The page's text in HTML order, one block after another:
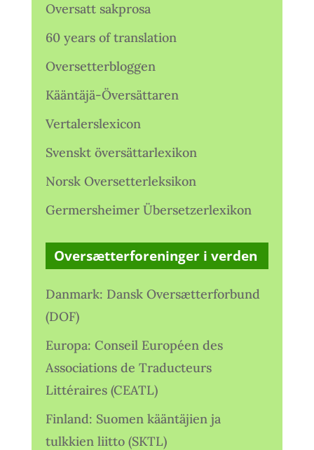
Oversatt sakprosa
60 years of translation
Oversetterbloggen
Kääntäjä-Översättaren
Vertalerslexicon
Svenskt översättarlexikon
Norsk Oversetterleksikon
Germersheimer Übersetzerlexikon
Oversætterforeninger i verden
Danmark: Dansk Oversætterforbund
(DOF)
Europa: Conseil Européen des
Associations de Traducteurs
Littéraires (CEATL)
Finland: Suomen kääntäjien ja
tulkkien liitto (SKTL)